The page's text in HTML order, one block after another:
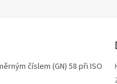
číslem (GN) 58 při ISO